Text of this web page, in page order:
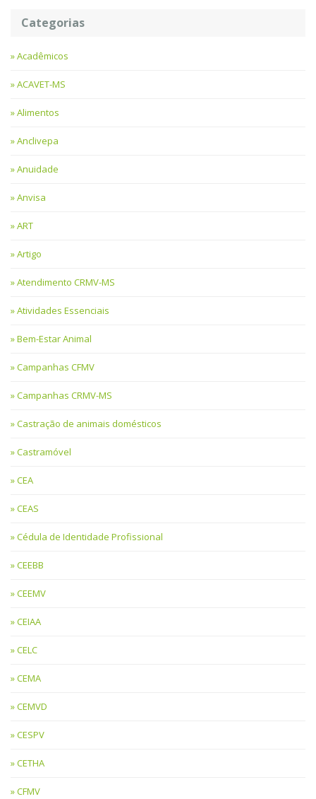
Categorias
Acadêmicos
ACAVET-MS
Alimentos
Anclivepa
Anuidade
Anvisa
ART
Artigo
Atendimento CRMV-MS
Atividades Essenciais
Bem-Estar Animal
Campanhas CFMV
Campanhas CRMV-MS
Castração de animais domésticos
Castramóvel
CEA
CEAS
Cédula de Identidade Profissional
CEEBB
CEEMV
CEIAA
CELC
CEMA
CEMVD
CESPV
CETHA
CFMV